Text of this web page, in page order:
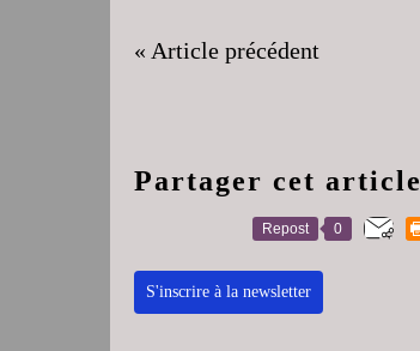
« Article précédent
Partager cet article
Repost 0
S'inscrire à la newsletter